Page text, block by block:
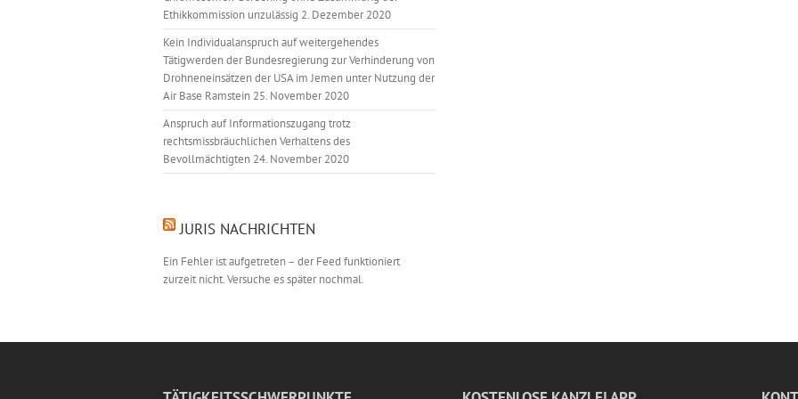
Ethikkommission unzulässig 2. Dezember 2020
Kein Individualanspruch auf weitergehendes
Tätigwerden der Bundesregierung zur Verhinderung von
Drohneneinsätzen der USA im Jemen unter Nutzung der
Air Base Ramstein 25. November 2020
Anspruch auf Informationszugang trotz
rechtsmissbräuchlichen Verhaltens des
Bevollmächtigten 24. November 2020
JURIS NACHRICHTEN
Ein Fehler ist aufgetreten – der Feed funktioniert
zurzeit nicht. Versuche es später nochmal.